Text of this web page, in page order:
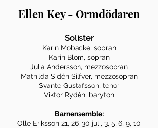
Ellen Key - Ormdödaren
Solister
Karin Mobacke, sopran
Karin Blom, sopran
Julia Andersson, mezzosopran
Mathilda Sidén Silfver, mezzosopran
Svante Gustafsson, tenor
Viktor Rydén, baryton
Barnensemble:
Olle Eriksson 21, 26, 30 juli, 3, 5, 6, 9, 10